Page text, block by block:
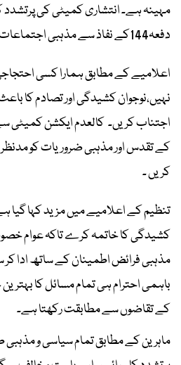
مہینہ ہے۔ انتشاری کمیٹی کی پرتشدد
دفعہ144کے نفاذ سے مذہبی اجتماعات متاثر ہونے کا خدشہ ہے۔
اعلامیے کے مطابق ہمارا کسی
نہیں،نوجوان کشیدگی اور تصادم کا
اجتناب کریں۔ کالعدم ایکشن کمیٹی
کے تقدس اور مذہبی ضروریات کو
کریں ۔
تنظیم کے اعلامیے میں مزید کہا گیا
کشیدگی کا خاتمہ کرے تاکہ عوام
مذہبی فرائض اطمینان کے ساتھ ادا کر
باہمی احترام ہی تمام مسائل کا
کے تقاضوں سے مطابقت رکھتا ہے۔
ماہرین کے مطابق تمام سیاسی و